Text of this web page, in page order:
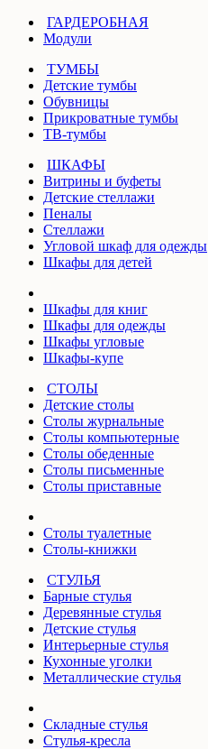
ГАРДЕРОБНАЯ
Модули
ТУМБЫ
Детские тумбы
Обувницы
Прикроватные тумбы
ТВ-тумбы
ШКАФЫ
Витрины и буфеты
Детские стеллажи
Пеналы
Стеллажи
Угловой шкаф для одежды
Шкафы для детей
Шкафы для книг
Шкафы для одежды
Шкафы угловые
Шкафы-купе
СТОЛЫ
Детские столы
Столы журнальные
Столы компьютерные
Столы обеденные
Столы письменные
Столы приставные
Столы туалетные
Столы-книжки
СТУЛЬЯ
Барные стулья
Деревянные стулья
Детские стулья
Интерьерные стулья
Кухонные уголки
Металлические стулья
Складные стулья
Стулья-кресла